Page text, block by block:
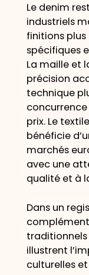
Le denim
industriels
finitions
spécifiques
La maille et
précision
technique
prix. Le
bénéficie
marchés
avec une
qualité et à
Dans un
illustrent
culturelles